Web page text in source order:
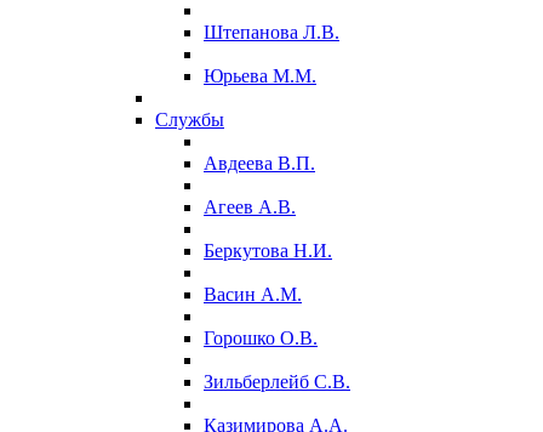
Штепанова Л.В.
Юрьева М.М.
Службы
Авдеева В.П.
Агеев А.В.
Беркутова Н.И.
Васин А.М.
Горошко О.В.
Зильберлейб С.В.
Казимирова А.А.